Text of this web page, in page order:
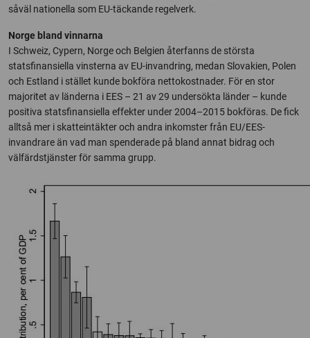
såväl nationella som EU-täckande regelverk.
Norge bland vinnarna
I Schweiz, Cypern, Norge och Belgien återfanns de största
statsfinansiella vinsterna av EU-invandring, medan Slovakien, Polen
och Estland i stället kunde bokföra nettokostnader. För en stor
majoritet av länderna i EES – 21 av 29 undersökta länder – kunde
positiva statsfinansiella effekter under 2004–2015 bokföras. De fick
alltså mer i skatteintäkter och andra inkomster från EU/EES-
invandrare än vad man spenderade på bland annat bidrag och
välfärdstjänster för samma grupp.